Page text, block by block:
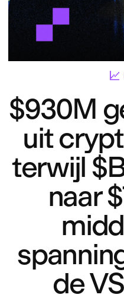
$930M
uit
terwijl
naar
de